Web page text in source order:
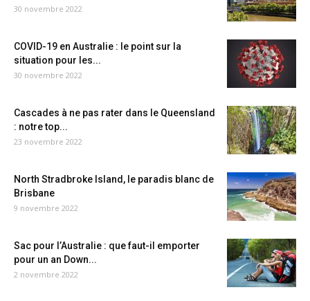
30 novembre 2022
COVID-19 en Australie : le point sur la
situation pour les...
30 novembre 2022
Cascades à ne pas rater dans le Queensland
: notre top...
23 novembre 2022
North Stradbroke Island, le paradis blanc de
Brisbane
9 novembre 2022
Sac pour l’Australie : que faut-il emporter
pour un an Down...
2 novembre 2022